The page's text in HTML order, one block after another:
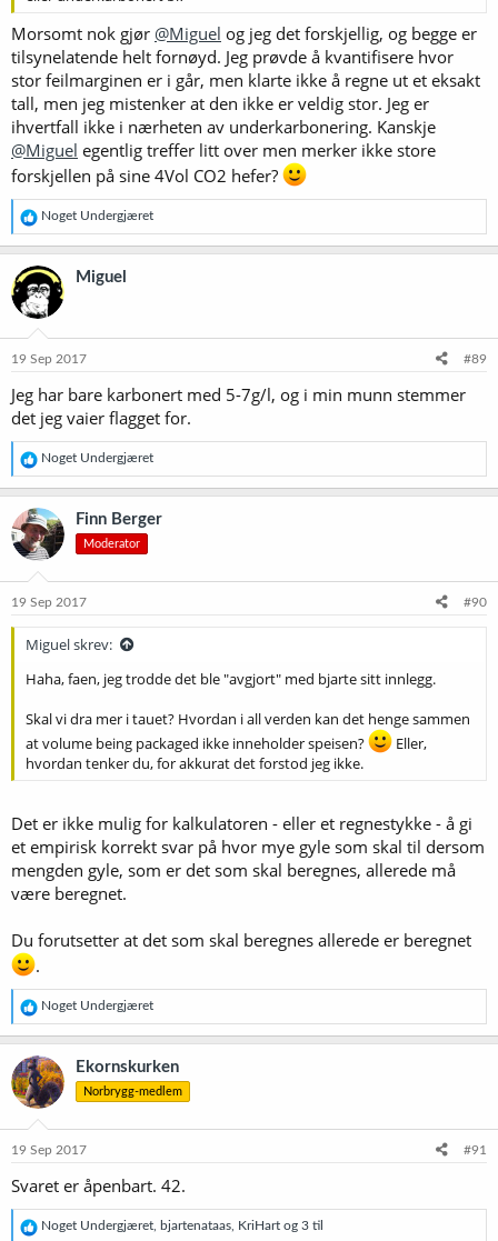
Morsomt nok gjør @Miguel og jeg det forskjellig, og begge er
tilsynelatende helt fornøyd. Jeg prøvde å kvantifisere hvor
stor feilmarginen er i går, men klarte ikke å regne ut et eksakt
tall, men jeg mistenker at den ikke er veldig stor. Jeg er
ihvertfall ikke i nærheten av underkarbonering. Kanskje
@Miguel egentlig treffer litt over men merker ikke store
forskjellen på sine 4Vol CO2 hefer?
R
e
a
k
s
o
e
:
Noget Undergjæret
Miguel
19 Sep 2017 #89
Jeg har bare karbonert med 5-7g/l, og i min munn stemmer
det jeg vaier flagget for.
R
e
a
k
s
j
o
e
Noget Undergjæret
Finn Berger
Moderator
19 Sep 2017 #90
Miguel skrev:
Haha, faen, jeg trodde det ble "avgjort" med bjarte sitt innlegg.
Skal vi dra mer i tauet? Hvordan i all verden kan det henge sammen
at volume being packaged ikke inneholder speisen?
Eller,
hvordan tenker du, for akkurat det forstod jeg ikke.
Det er ikke mulig for kalkulatoren - eller et regnestykke - å gi
et empirisk korrekt svar på hvor mye gyle som skal til dersom
mengden gyle, som er det som skal beregnes, allerede må
være beregnet.
Du forutsetter at det som skal beregnes allerede er beregnet
.
R
e
a
k
s
j
o
e
:
Noget Undergjæret
Ekornskurken
Norbrygg-medlem
19 Sep 2017 #91
Svaret er åpenbart. 42.
R
Noget Undergjæret bjartenataas KriHart og 3 til